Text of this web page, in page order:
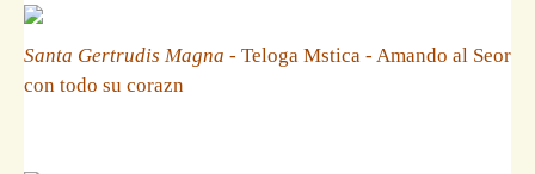
Santa Gertrudis Magna - Teloga Mstica - Amando al Seor
con todo su corazn